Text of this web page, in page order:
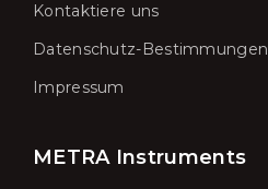
Kontaktiere uns
Datenschutz-Bestimmungen
Impressum
METRA Instruments